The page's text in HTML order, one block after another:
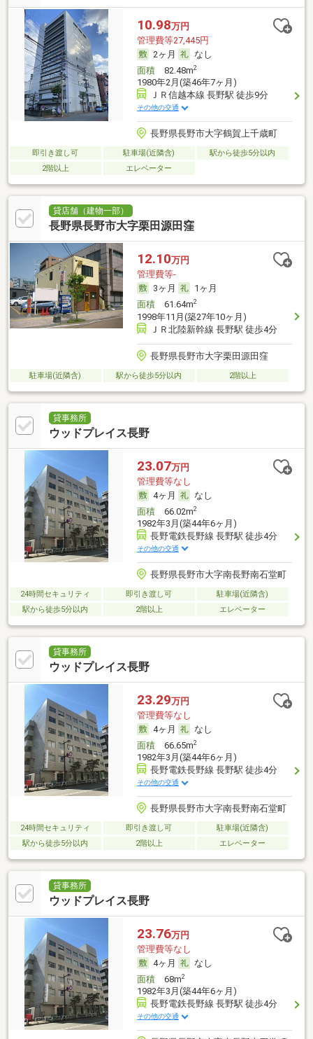
10.98万円
管理費等27,445円
2ヶ月
なし
面積82.48m2
1980年2月(築46年7ヶ月)
ＪＲ信越本線 長野駅 徒歩9分
その他の交通
長野県長野市大字鶴賀上千歳町
即引き渡し可 駐車場(近隣含)
駅から徒歩5分以内
2階以上
エレベーター
貸店舗（建物一部）
長野県長野市大字栗田源田窪
12.10万円
管理費等-
3ヶ月
1ヶ月
面積61.64m2
1998年11月(築27年10ヶ月)
ＪＲ北陸新幹線 長野駅 徒歩4分
長野県長野市大字栗田源田窪
駐車場(近隣含) 駅から徒歩5分以内 2階以上
貸事務所
ウッドプレイス長野
23.07万円
管理費等なし
4ヶ月
なし
面積66.02m2
1982年3月(築44年6ヶ月)
長野電鉄長野線 長野駅 徒歩4分
その他の交通
長野県長野市大字南長野南石堂町
24時間セキュリティ 即引き渡し可
駐車場(近隣含)
駅から徒歩5分以内
2階以上 エレベーター
貸事務所
ウッドプレイス長野
23.29万円
管理費等なし
4ヶ月
なし
面積66.65m2
1982年3月(築44年6ヶ月)
長野電鉄長野線 長野駅 徒歩4分
その他の交通
長野県長野市大字南長野南石堂町
24時間セキュリティ 即引き渡し可
駐車場(近隣含)
駅から徒歩5分以内
2階以上 エレベーター
貸事務所
ウッドプレイス長野
23.76万円
管理費等なし
4ヶ月
なし
面積68m2
1982年3月(築44年6ヶ月)
長野電鉄長野線 長野駅 徒歩4分
その他の交通